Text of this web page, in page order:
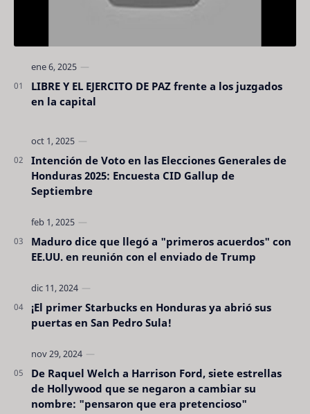
LIBRE Y EL EJERCITO DE PAZ frente a los juzgados
en la capital
Intención de Voto en las Elecciones Generales de
Honduras 2025: Encuesta CID Gallup de
Septiembre
Maduro dice que llegó a "primeros acuerdos" con
EE.UU. en reunión con el enviado de Trump
¡El primer Starbucks en Honduras ya abrió sus
puertas en San Pedro Sula!
De Raquel Welch a Harrison Ford, siete estrellas
de Hollywood que se negaron a cambiar su
nombre: "pensaron que era pretencioso"